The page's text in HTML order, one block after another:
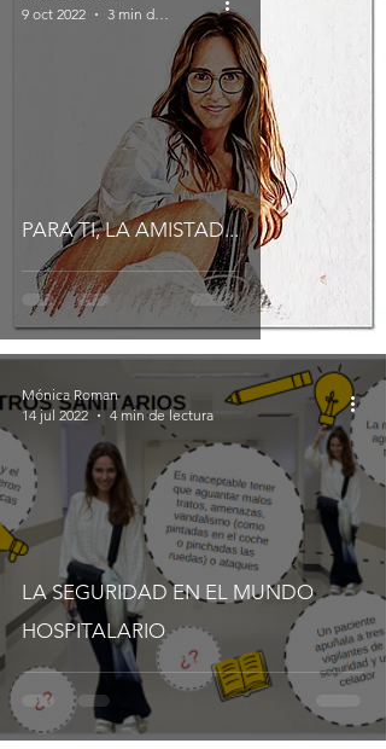
PARA TI, LA AMISTAD...
9 oct 2022
3 min de lectura
LA SEGURIDAD EN EL MUNDO
HOSPITALARIO
Mónica Roman
14 jul 2022
4 min de lectura